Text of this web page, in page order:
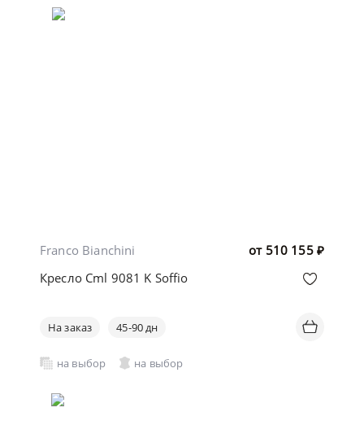
от 510 155 ₽
Franco Bianchini
Кресло Cml 9081 K Soffio
На заказ 45-90 дн
на выбор на выбор